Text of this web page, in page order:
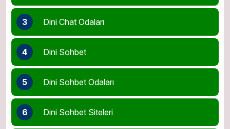
3 Dini Chat Odaları
4 Dini Sohbet
5 Dini Sohbet Odaları
6 Dini Sohbet Siteleri